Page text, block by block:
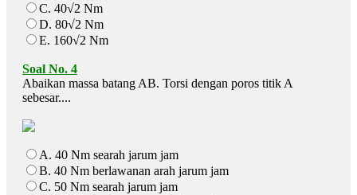
C. 40√2 Nm
D. 80√2 Nm
E. 160√2 Nm
Soal No. 4
Abaikan massa batang AB. Torsi dengan poros titik A
sebesar....
A. 40 Nm searah jarum jam
B. 40 Nm berlawanan arah jarum jam
C. 50 Nm searah jarum jam